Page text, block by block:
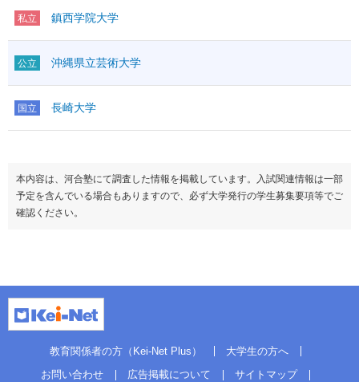
私立 鎮西学院大学
公立 沖縄県立芸術大学
国立 長崎大学
本内容は、河合塾にて調査した情報を掲載しています。入試関連情報は一部
予定を含んでいる場合もありますので、必ず大学発行の学生募集要項等でご
確認ください。
教育関係者の方（Kei-Net Plus）
大学生の方へ
お問い合わせ
広告掲載について サイトマップ